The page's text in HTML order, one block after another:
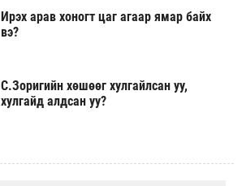
Ирэх арав хоногт цаг агаар ямар байх
вэ?
С.Зоригийн хөшөөг хулгайлсан уу,
хулгайд алдсан уу?